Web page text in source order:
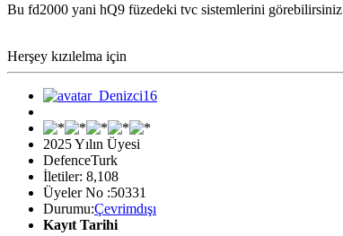
Bu fd2000 yani hQ9 füzedeki tvc sistemlerini görebilirsiniz
Herşey kızılelma için
2025 Yılın Üyesi
DefenceTurk
İletiler: 8,108
Üyeler No :50331
Durumu:Çevrimdışı
Kayıt Tarihi